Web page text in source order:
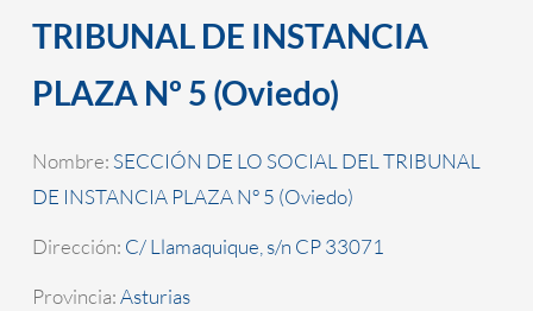
TRIBUNAL DE INSTANCIA
PLAZA Nº 5 (Oviedo)
Nombre: SECCIÓN DE LO SOCIAL DEL TRIBUNAL
DE INSTANCIA PLAZA Nº 5 (Oviedo)
Dirección: C/ Llamaquique, s/n CP 33071
Provincia:Asturias